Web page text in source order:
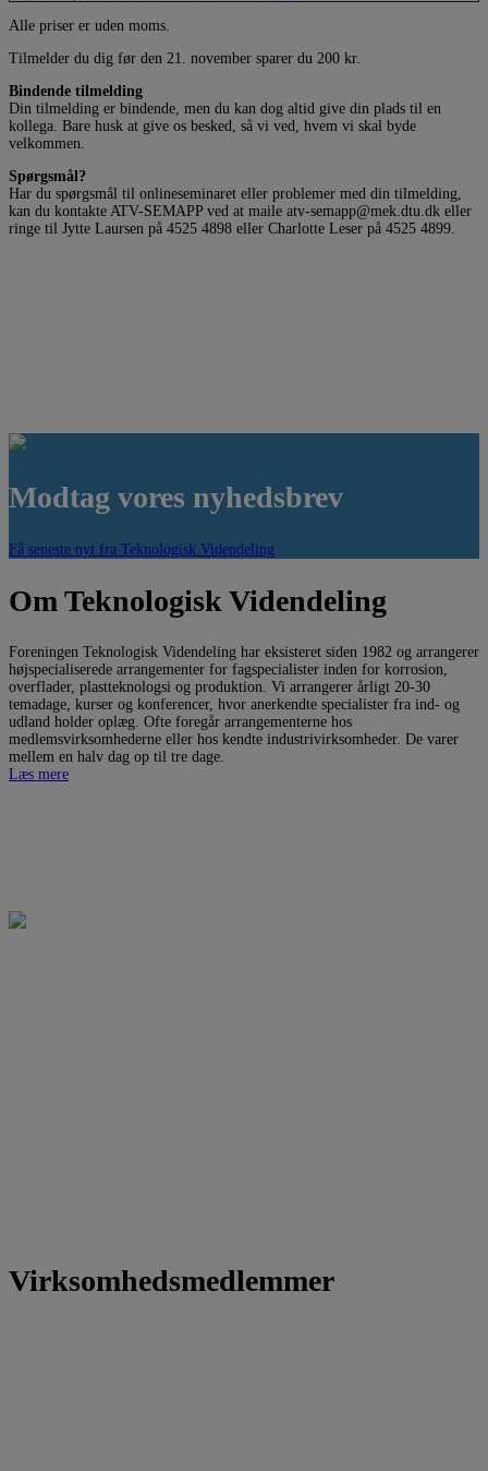
Alle priser er uden moms.
Tilmelder du dig før den 21. november sparer du 200 kr.
Bindende tilmelding
Din tilmelding er bindende, men du kan dog altid give din plads til en
kollega. Bare husk at give os besked, så vi ved, hvem vi skal byde
velkommen.
Spørgsmål?
Har du spørgsmål til onlineseminaret eller problemer med din tilmelding,
kan du kontakte ATV-SEMAPP ved at maile atv-semapp@mek.dtu.dk eller
ringe til Jytte Laursen på 4525 4898 eller Charlotte Leser på 4525 4899.
Modtag vores nyhedsbrev
Få seneste nyt fra Teknologisk Videndeling
Om Teknologisk Videndeling
Foreningen Teknologisk Videndeling har eksisteret siden 1982 og arrangerer
højspecialiserede arrangementer for fagspecialister inden for korrosion,
overflader, plastteknologsi og produktion. Vi arrangerer årligt 20-30
temadage, kurser og konferencer, hvor anerkendte specialister fra ind- og
udland holder oplæg. Ofte foregår arrangementerne hos
medlemsvirksomhederne eller hos kendte industrivirksomheder. De varer
mellem en halv dag op til tre dage.
Læs mere
Virksomhedsmedlemmer